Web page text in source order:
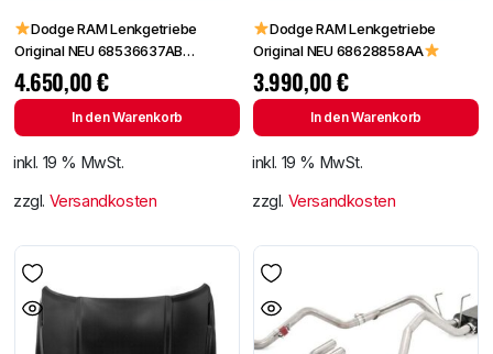
Dodge RAM Lenkgetriebe
Original NEU 68536637AB
68536637AA
4.650,00€
In den Warenkorb
inkl. 19 % MwSt.
zzgl. Versandkosten
Dodge RAM Lenkgetriebe
Original NEU 68628858AA
3.990,00€
In den Warenkorb
inkl. 19 % MwSt.
zzgl. Versandkosten